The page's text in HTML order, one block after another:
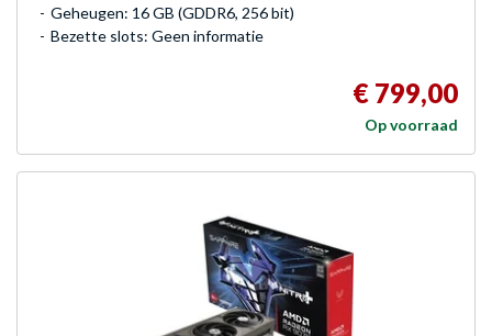
Geheugen: 16 GB (GDDR6, 256 bit)
Bezette slots: Geen informatie
€ 799,00
Op voorraad